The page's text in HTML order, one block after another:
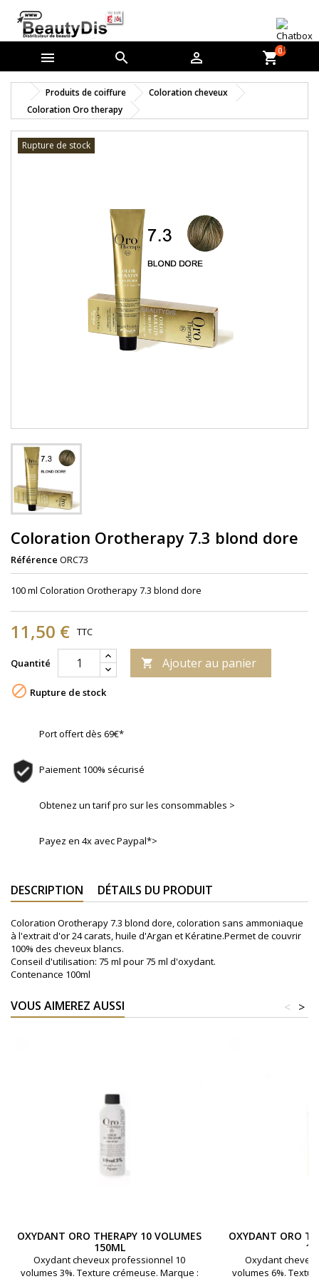
   shopping_cart0
Produits de coiffure
Coloration cheveux
Coloration Oro therapy
Rupture de stock
Coloration Orotherapy 7.3 blond dore
Référence ORC73
100 ml Coloration Orotherapy 7.3 blond dore
11,50 € TTC
Quantité  Ajouter au panier
 Rupture de stock
Port offert dès 69€*
Paiement 100% sécurisé
Obtenez un tarif pro sur les consommables >
Payez en 4x avec Paypal*>
DESCRIPTION DÉTAILS DU PRODUIT
Coloration Orotherapy 7.3 blond dore, coloration sans ammoniaque
à l'extrait d'or 24 carats, huile d'Argan et Kératine.Permet de couvrir
100% des cheveux blancs.
Conseil d'utilisation: 75 ml pour 75 ml d'oxydant.
Contenance 100ml
VOUS AIMEREZ AUSSI >
<
OXYDANT ORO THERAPY 10 VOLUMES
150ML
Oxydant cheveux professionnel 10
volumes 3%. Texture crémeuse. Marque :
OXYDANT ORO
Oxydant
volumes 6%.